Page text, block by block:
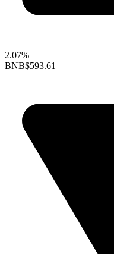
2.07%
BNB$593.61